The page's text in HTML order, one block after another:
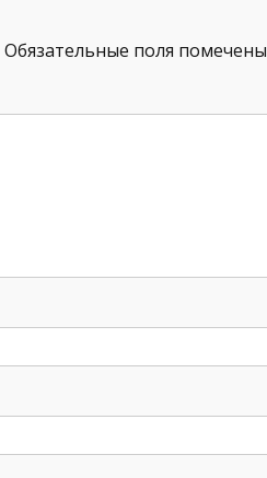
Обязательные поля помечены